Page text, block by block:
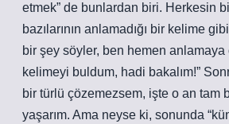
etmek” de bunlardan biri. Herkesin
bazılarının anlamadığı bir kelime
bir şey söyler, ben hemen anlamaya
kelimeyi buldum, hadi bakalım!”
bir türlü çözemezsem, işte o an tam
yaşarım. Ama neyse ki, sonunda